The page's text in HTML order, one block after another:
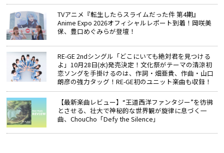
TVアニメ『転生したらスライムだった件 第4期』
Anime Expo 2026オフィシャルレポート到着！岡咲美
保、豊口めぐみらが登壇！
RE-GE 2ndシングル「どこにいても絶対君を見つける
よ」10月28日(水)発売決定！文化祭がテーマの清涼初
恋ソングを手掛けるのは、作詞・畑亜貴、作曲・山口
朗彦の強力タッグ！RE-GE初のユニット楽曲も収録！
【最新楽曲レビュー】“王道西洋ファンタジー”を彷彿
とさせる、壮大で神秘的な世界観が旋律に息づく一
曲、ChouCho「Defy the Silence」